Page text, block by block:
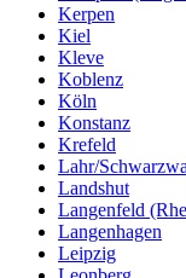
Kerpen
Kiel
Kleve
Koblenz
Köln
Konstanz
Krefeld
Lahr/
Landshut
Langenfeld
Langenhagen
Leipzig